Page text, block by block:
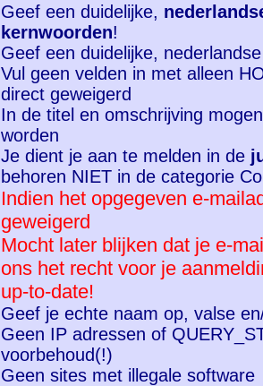
Geef een duidelijke,
kernwoorden!
Geef een duidelijke,
Vul geen velden in met alleen
direct geweigerd
In de titel en omschrijving
worden
Je dient je aan te melden in de
behoren NIET in de categorie
Indien het opgegeven e-
geweigerd
Mocht later blijken dat je e-
ons het recht voor je
up-to-date!
Geef je echte naam op, valse
Geen IP adressen of
voorbehoud(!)
Geen sites met illegale software